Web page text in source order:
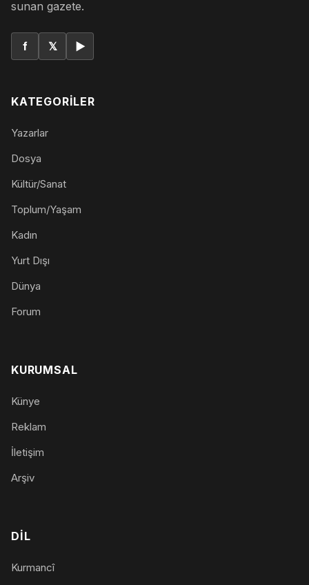
sunan gazete.
f 𝕏 ▶
KATEGORILER
Yazarlar
Dosya
Kültür/Sanat
Toplum/Yaşam
Kadın
Yurt Dışı
Dünya
Forum
KURUMSAL
Künye
Reklam
İletişim
Arşiv
DIL
Kurmancî